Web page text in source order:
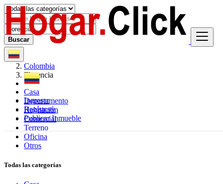
Ingresar
Regístrate
Publicar Inmueble
Buscar
Colombia
Florencia
Casa
Departamento
Habitación
Comercial
Terreno
Oficina
Otros
Todas las categorías